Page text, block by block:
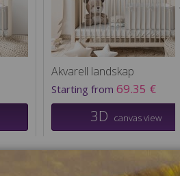
Akvarell landskap
Starting from 69.35 €
3D canvas view